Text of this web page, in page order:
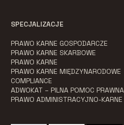
SPECJALIZACJE
PRAWO KARNE GOSPODARCZE
PRAWO KARNE SKARBOWE
PRAWO KARNE
PRAWO KARNE MIĘDZYNARODOWE
COMPLIANCE
ADWOKAT – PILNA POMOC PRAWNA
PRAWO ADMINISTRACYJNO-KARNE